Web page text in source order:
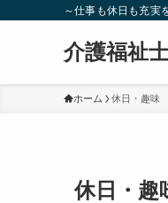
～仕事も休日も充実
介護福祉
ホーム 休日・趣味
休日・趣